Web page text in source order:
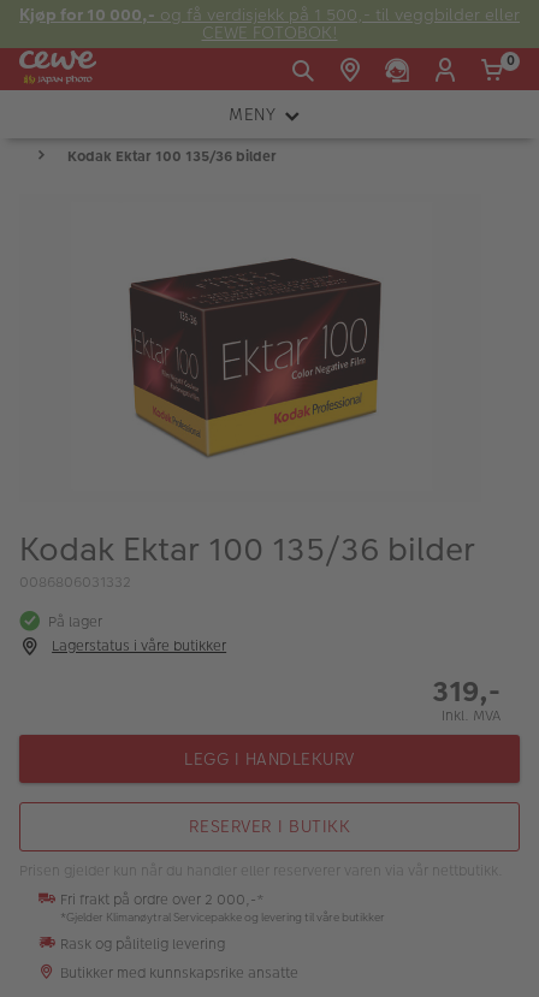
Kjøp for 10 000,- og få verdisjekk på 1 500,- til veggbilder eller
CEWE FOTOBOK!
Fre:
20:00
E-post:
kundeservice@japanphoto.no
0
MENY
KAMERA
LYS OG STUDIO
INSTANTFOTO
ALBUM
Merker
Inspirasjon
Butikkoversikt
Kodak Ektar 100 135/36 bilder
Kodak Ektar 100 135/36 bilder
0086806031332
På lager
Lagerstatus i våre butikker
319,-
Inkl. MVA
LEGG I HANDLEKURV
RESERVER I BUTIKK
Prisen gjelder kun når du handler eller reserverer varen via vår nettbutikk.
Fri frakt på ordre over 2 000,-*
*Gjelder Klimanøytral Servicepakke og levering til våre butikker
Rask og pålitelig levering
Butikker med kunnskapsrike ansatte